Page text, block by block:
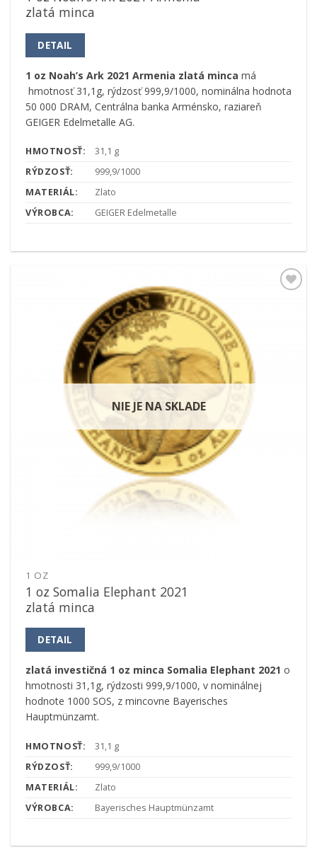
zlatá minca
DETAIL
1 oz Noah’s Ark 2021 Armenia zlatá minca má
hmotnosť 31,1g, rýdzosť 999,9/1000, nominálna hodnota
50 000 DRAM, Centrálna banka Arménsko, raziareň
GEIGER Edelmetalle AG.
HMOTNOSŤ:
31,1 g
RÝDZOSŤ:
999,9/1000
MATERIÁL:
Zlato
VÝROBCA:
GEIGER Edelmetalle
NIE JE NA SKLADE
1 OZ
1 oz Somalia Elephant 2021
zlatá minca
DETAIL
zlatá investičná 1 oz minca Somalia Elephant 2021 o
hmotnosti 31,1g, rýdzosti 999,9/1000, v nominálnej
hodnote 1000 SOS, z mincovne Bayerisches
Hauptmünzamt.
HMOTNOSŤ:
31,1 g
RÝDZOSŤ:
999,9/1000
MATERIÁL:
Zlato
VÝROBCA:
Bayerisches Hauptmünzamt